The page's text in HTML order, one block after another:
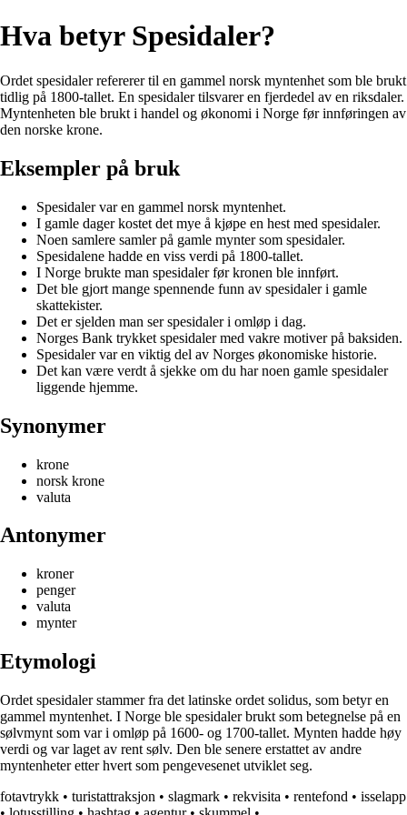
Hva betyr Spesidaler?
Ordet spesidaler refererer til en gammel norsk myntenhet som ble brukt
tidlig på 1800-tallet. En spesidaler tilsvarer en fjerdedel av en riksdaler.
Myntenheten ble brukt i handel og økonomi i Norge før innføringen av
den norske krone.
Eksempler på bruk
Spesidaler var en gammel norsk myntenhet.
I gamle dager kostet det mye å kjøpe en hest med spesidaler.
Noen samlere samler på gamle mynter som spesidaler.
Spesidalene hadde en viss verdi på 1800-tallet.
I Norge brukte man spesidaler før kronen ble innført.
Det ble gjort mange spennende funn av spesidaler i gamle
skattekister.
Det er sjelden man ser spesidaler i omløp i dag.
Norges Bank trykket spesidaler med vakre motiver på baksiden.
Spesidaler var en viktig del av Norges økonomiske historie.
Det kan være verdt å sjekke om du har noen gamle spesidaler
liggende hjemme.
Synonymer
krone
norsk krone
valuta
Antonymer
kroner
penger
valuta
mynter
Etymologi
Ordet spesidaler stammer fra det latinske ordet solidus, som betyr en
gammel myntenhet. I Norge ble spesidaler brukt som betegnelse på en
sølvmynt som var i omløp på 1600- og 1700-tallet. Mynten hadde høy
verdi og var laget av rent sølv. Den ble senere erstattet av andre
myntenheter etter hvert som pengevesenet utviklet seg.
fotavtrykk • turistattraksjon • slagmark • rekvisita • rentefond • isselapp